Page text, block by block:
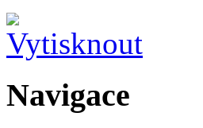
Navigace